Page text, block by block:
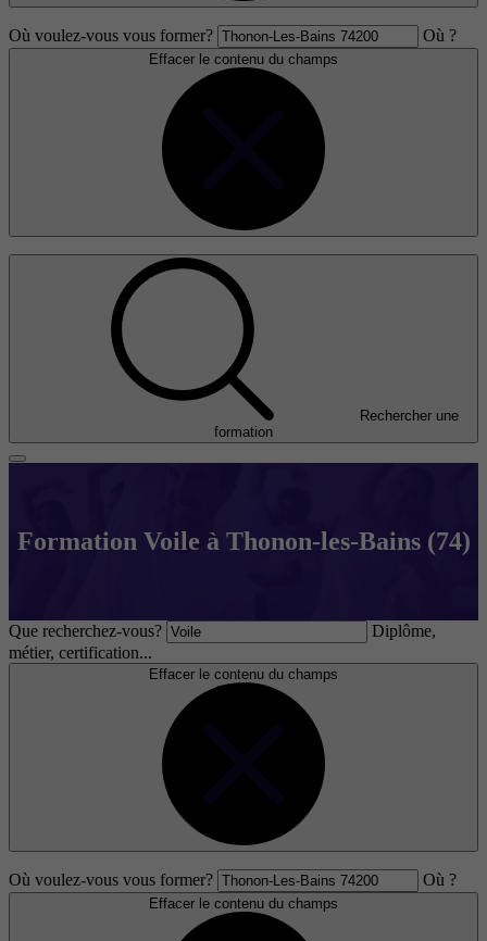
Où voulez-vous vous former? Où ?
Effacer le contenu du champs
Rechercher une
formation
Formation Voile à Thonon-les-Bains (74)
Que recherchez-vous?
Diplôme,
métier, certification...
Effacer le contenu du champs
Où voulez-vous vous former? Où ?
Effacer le contenu du champs